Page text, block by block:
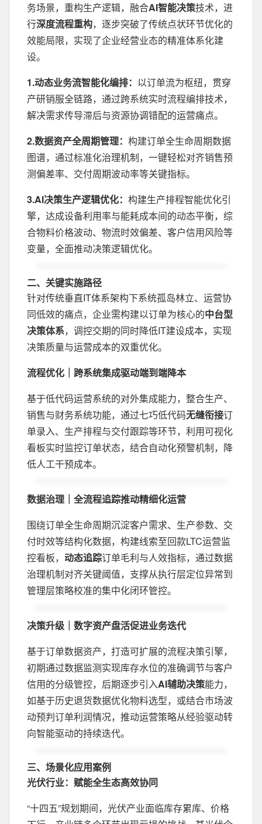
务场景，重构生产逻辑，融合AI智能决策技术，进
行深度流程重构，逐步突破了传统点状环节优化的
效能局限，实现了企业经营业态的精准体系化建
设。
1.动态业务流智能化编排： 以订单流为枢纽，贯穿
产研销服全链路，通过跨系统实时流程编排技术，
解决需求传导滞后与资源协调错配的运营痛点。
2.数据资产全周期管理： 构建订单全生命周期数据
图谱，通过标准化治理机制，一键轻松对齐销售预
测偏差率、交付周期波动率等关键指标。
3.AI决策生产逻辑优化： 构建生产排程智能优化引
擎，达成设备利用率与能耗成本间的动态平衡，综
合物料价格波动、物流时效偏差、客户信用风险等
变量，全面推动决策逻辑优化。
二、关键实施路径
针对传统垂直IT体系架构下系统孤岛林立、运营协
同低效的痛点，企业需构建以订单为核心的中台型
决策体系，调控交期的同时降低IT建设成本，实现
决策质量与运营成本的双重优化。
‌流程优化｜跨系统集成驱动端到端降本
基于低代码运营系统的对外集成能力，整合生产、
销售与财务系统功能，通过七巧低代码无缝衔接订
单录入、生产排程与交付跟踪等环节，利用可视化
看板实时监控订单状态，结合自动化预警机制，降
低人工干预成本。
数据治理｜ 全流程追踪推动精细化运营‌
围绕订单全生命周期沉淀客户需求、生产参数、交
付时效等结构化数据，构建线索至回款LTC运营监
控看板， 动态追踪订单毛利与人效指标，通过数据
治理机制对齐关键阈值，支撑从执行层定位异常到
管理层策略校准的集中化闭环管控。
决策升级｜数字资产盘活促进业务迭代
基于订单数据资产，打造可扩展的流程决策引擎，
初期通过数据监测实现库存水位的准确调节与客户
信用的分级管控，后期逐步引入AI辅助决策能力，
如基于历史退货数据优化物料选型，或结合市场波
动预判订单利润情况，推动运营策略从经验驱动转
向智能驱动的持续迭代。
三、场景化应用案例
光伏行业：赋能全生态高效协同
“十四五”规划期间，光伏产业面临库存累库、价格